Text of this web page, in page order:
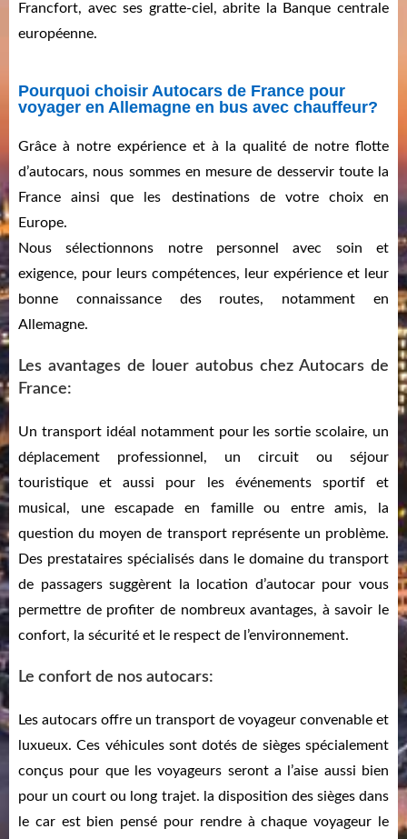
Francfort, avec ses gratte-ciel, abrite la Banque centrale
européenne.
Pourquoi choisir Autocars de France pour
voyager en Allemagne en bus avec chauffeur?
Grâce à notre expérience et à la qualité de notre flotte
d’autocars, nous sommes en mesure de desservir toute la
France ainsi que les destinations de votre choix en
Europe.
Nous sélectionnons notre personnel avec soin et
exigence, pour leurs compétences, leur expérience et leur
bonne connaissance des routes, notamment en
Allemagne.
Les avantages de louer autobus chez Autocars de
France:
Un transport idéal notamment pour les sortie scolaire, un
déplacement professionnel, un circuit ou séjour
touristique et aussi pour les événements sportif et
musical, une escapade en famille ou entre amis, la
question du moyen de transport représente un problème.
Des prestataires spécialisés dans le domaine du transport
de passagers suggèrent la location d’autocar pour vous
permettre de profiter de nombreux avantages, à savoir le
confort, la sécurité et le respect de l’environnement.
Le confort de nos autocars:
Les autocars offre un transport de voyageur convenable et
luxueux. Ces véhicules sont dotés de sièges spécialement
conçus pour que les voyageurs seront a l’aise aussi bien
pour un court ou long trajet. la disposition des sièges dans
le car est bien pensé pour rendre à chaque voyageur le